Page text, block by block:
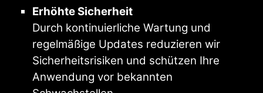
Erhöhte Sicherheit
Durch kontinuierliche Wartung und
regelmäßige Updates reduzieren wir
Sicherheitsrisiken und schützen Ihre
Anwendung vor bekannten